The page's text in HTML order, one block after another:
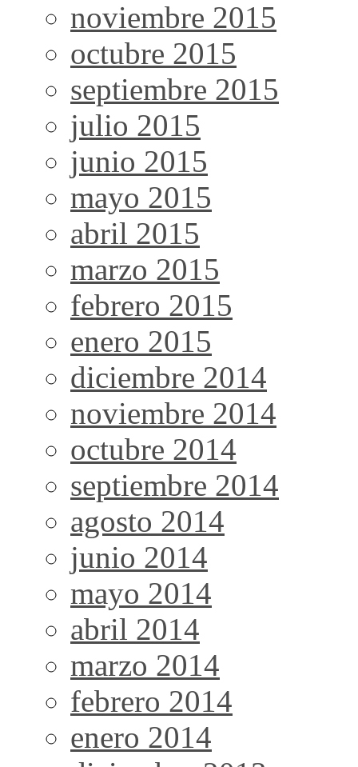
noviembre 2015
octubre 2015
septiembre 2015
julio 2015
junio 2015
mayo 2015
abril 2015
marzo 2015
febrero 2015
enero 2015
diciembre 2014
noviembre 2014
octubre 2014
septiembre 2014
agosto 2014
junio 2014
mayo 2014
abril 2014
marzo 2014
febrero 2014
enero 2014